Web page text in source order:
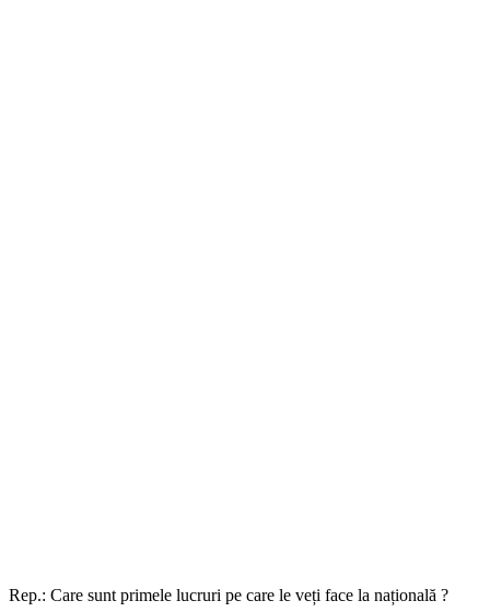
Rep.: Care sunt primele lucruri pe care le veți face la națională ?